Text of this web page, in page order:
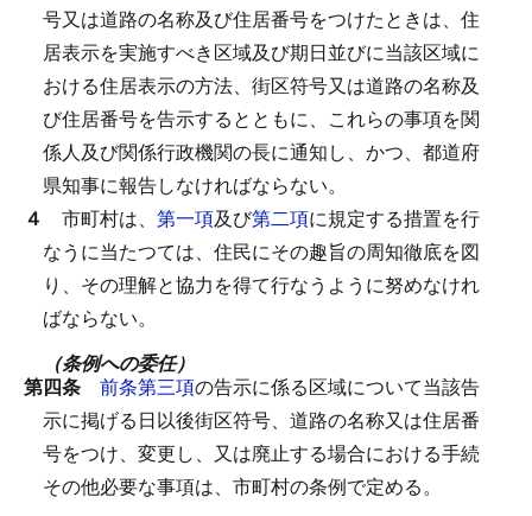
号又は道路の名称及び住居番号をつけたときは、住
居表示を実施すべき区域及び期日並びに当該区域に
おける住居表示の方法、街区符号又は道路の名称及
び住居番号を告示するとともに、これらの事項を関
係人及び関係行政機関の長に通知し、かつ、都道府
県知事に報告しなければならない。
４ 市町村は、 第一項及び第二項に規定する措置を行
なうに当たつては、住民にその趣旨の周知徹底を図
り、その理解と協力を得て行なうように努めなけれ
ばならない。
（条例への委任）
第四条 前条第三項の告示に係る区域について当該告
示に掲げる日以後街区符号、道路の名称又は住居番
号をつけ、変更し、又は廃止する場合における手続
その他必要な事項は、市町村の条例で定める。